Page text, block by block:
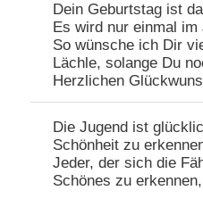
Dein Geburtstag ist
Es wird nur einmal im
So wünsche ich Dir
Lächle, solange Du
Herzlichen
Die Jugend ist
Schönheit zu
Jeder, der sich die
Schönes zu